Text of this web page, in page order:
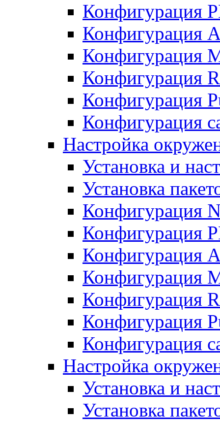
Конфигурация
Конфигурация
Конфигурация
Конфигурация
Конфигурация
Конфигурация
Настройка
Установка и
Установка
Конфигурация
Конфигурация
Конфигурация
Конфигурация
Конфигурация
Конфигурация
Конфигурация
Настройка
Установка и
Установка